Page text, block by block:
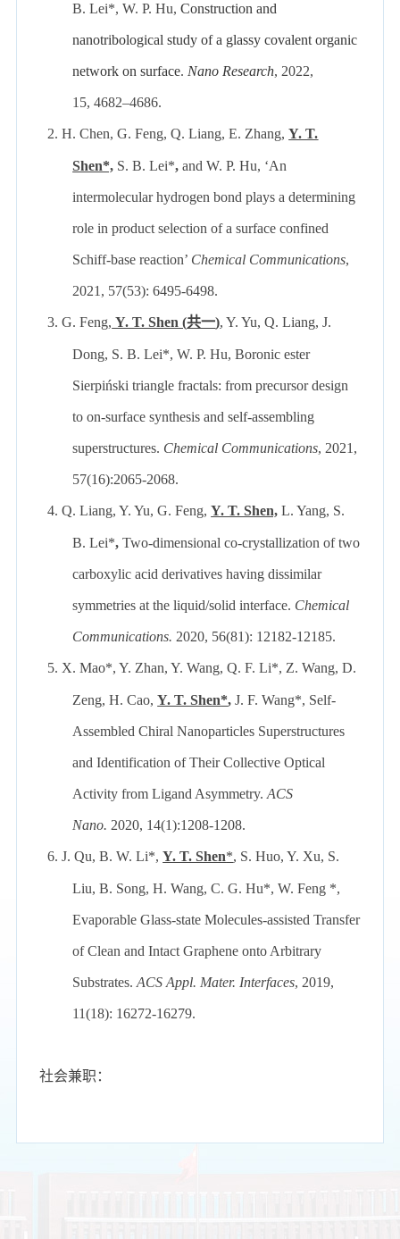
B. Lei*, W. P. Hu,Construction and
nanotribological study of a glassy covalent organic
network on surface. Nano Research, 2022,
15, 4682–4686.
2.H. Chen, G. Feng, Q. Liang, E. Zhang,Y. T.
Shen*, S. B. Lei*, and W. P. Hu, ‘An
intermolecular hydrogen bond plays a determining
role in product selection of a surface confined
Schiff-base reaction’ Chemical Communications,
2021, 57(53): 6495-6498.
3.G. Feng, Y. T. Shen (共一), Y. Yu, Q. Liang, J.
Dong, S. B. Lei*, W. P. Hu, Boronic ester
Sierpiński triangle fractals: from precursor design
to on-surface synthesis and self-assembling
superstructures. Chemical Communications, 2021,
57(16):2065-2068.
4.Q. Liang, Y. Yu, G. Feng,Y. T. Shen, L. Yang, S.
B. Lei*, Two-dimensional co-crystallization of two
carboxylic acid derivatives having dissimilar
symmetries at the liquid/solid interface. Chemical
Communications. 2020, 56(81): 12182-12185.
5. X. Mao*, Y. Zhan, Y. Wang, Q. F. Li*, Z. Wang, D.
Zeng, H. Cao,Y. T. Shen*, J. F. Wang*, Self-
Assembled Chiral Nanoparticles Superstructures
and Identification of Their Collective Optical
Activity from Ligand Asymmetry.ACS
Nano. 2020, 14(1):1208-1208.
6.J. Qu, B. W. Li*,Y. T. Shen*, S. Huo, Y. Xu, S.
Liu, B. Song, H. Wang, C. G. Hu*, W. Feng *,
Evaporable Glass-state Molecules-assisted Transfer
of Clean and Intact Graphene onto Arbitrary
Substrates.ACS Appl. Mater. Interfaces, 2019,
11(18): 16272-16279.
社会兼职：